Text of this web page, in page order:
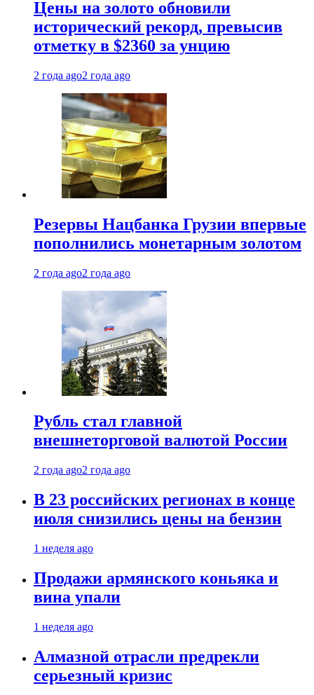
Цены на золото обновили
исторический рекорд, превысив
отметку в $2360 за унцию
2 года ago2 года ago
Резервы Нацбанка Грузии впервые
пополнились монетарным золотом
2 года ago2 года ago
Рубль стал главной
внешнеторговой валютой России
2 года ago2 года ago
В 23 российских регионах в конце
июля снизились цены на бензин
1 неделя ago
Продажи армянского коньяка и
вина упали
1 неделя ago
Алмазной отрасли предрекли
серьезный кризис